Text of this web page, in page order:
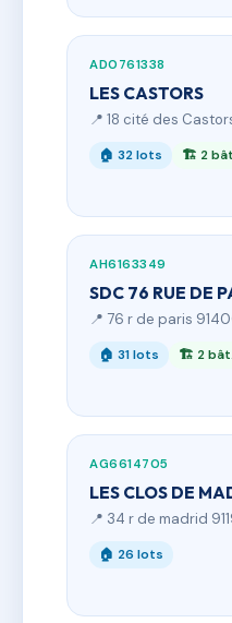
AD0761338
LES CASTORS
📍 18 cité des
🏠 32 lots 🏗 2
AH6163349
SDC 76 RUE DE
📍 76 r de paris
🏠 31 lots 🏗 2 bât.
AG6614705
LES CLOS DE
📍 34 r de madrid
🏠 26 lots